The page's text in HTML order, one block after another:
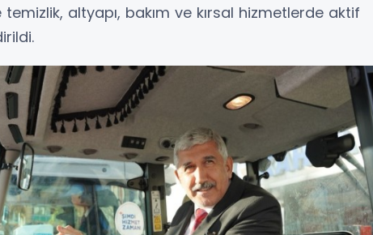
altyapı, bakım ve kırsal hizmetlerde aktif